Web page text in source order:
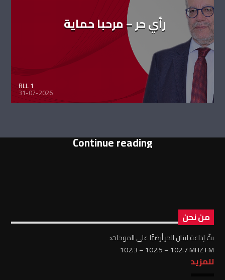
رأي حر – مرحبا حماية
RLL 1
31-07-2026
Continue reading
من نحن
بثّ إذاعة لبنان الحر أرضيًّا على الموجات:
102.3 – 102.5 – 102.7 MHZ FM
للمزيد